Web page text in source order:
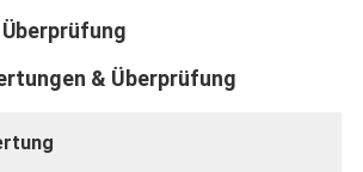
& Überprüfung